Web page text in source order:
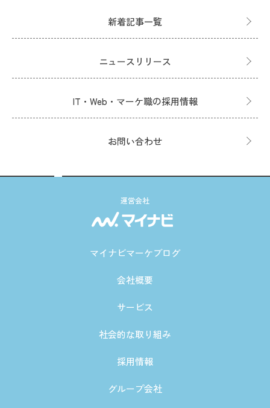
新着記事一覧
ニュースリリース
IT・Web・マーケ職の採用情報
お問い合わせ
運営会社
マイナビマーケブログ
会社概要
サービス
社会的な取り組み
採用情報
グループ会社